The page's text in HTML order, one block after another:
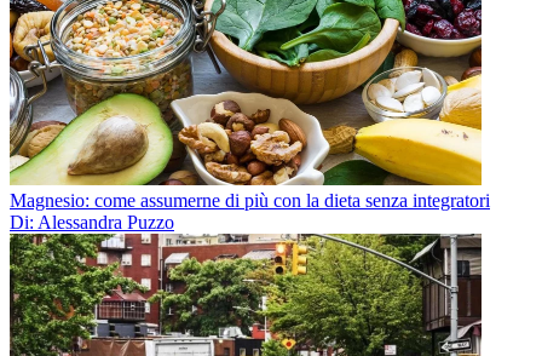
Magnesio: come assumerne di più con la dieta senza integratori
Di: Alessandra Puzzo